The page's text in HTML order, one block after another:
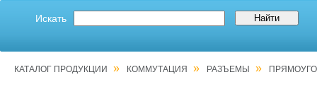
Искать
КАТАЛОГ ПРОДУКЦИИ » КОММУТАЦИЯ » РАЗЪЕМЫ »